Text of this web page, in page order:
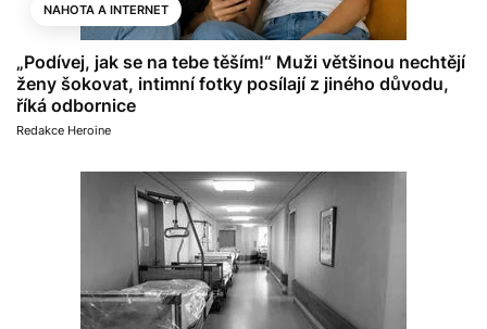
NAHOTA A INTERNET
„Podívej, jak se na tebe těším!“ Muži většinou nechtějí
ženy šokovat, intimní fotky posílají z jiného důvodu,
říká odbornice
Redakce Heroine